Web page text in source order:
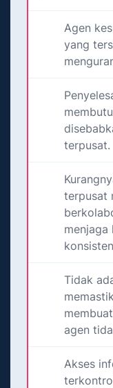
Agen
yang
terpusat.
terpusat
menjaga
Tidak
agen
Akses